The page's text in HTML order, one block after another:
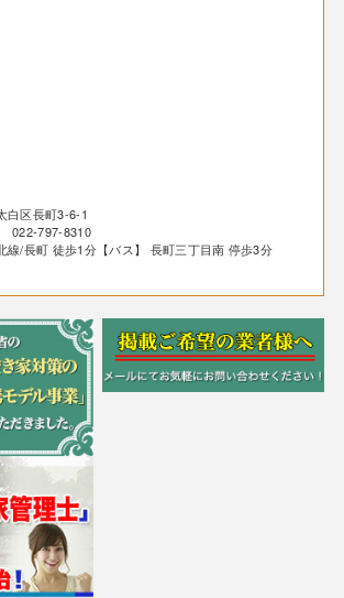
白区長町3-6-1
022-797-8310
線/長町 徒歩1分【バス】 長町三丁目南 停歩3分